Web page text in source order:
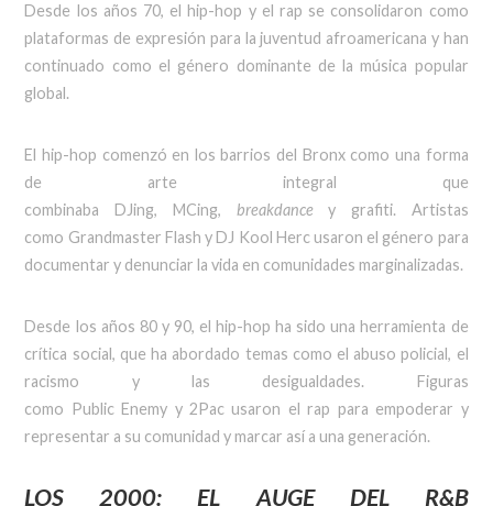
Desde los años 70, el hip-hop y el rap se consolidaron como
plataformas de expresión para la juventud afroamericana y han
continuado como el género dominante de la música popular
global.
El hip-hop comenzó en los barrios del Bronx como una forma
de arte integral que
combinaba DJing, MCing, breakdancey grafiti. Artistas
como Grandmaster Flash y DJ Kool Herc usaron el género para
documentar y denunciar la vida en comunidades marginalizadas.
Desde los años 80 y 90, el hip-hop ha sido una herramienta de
crítica social, que ha abordado temas como el abuso policial, el
racismo y las desigualdades. Figuras
como Public Enemy y 2Pac usaron el rap para empoderar y
representar a su comunidad y marcar así a una generación.
LOS 2000: EL AUGE DEL R&B